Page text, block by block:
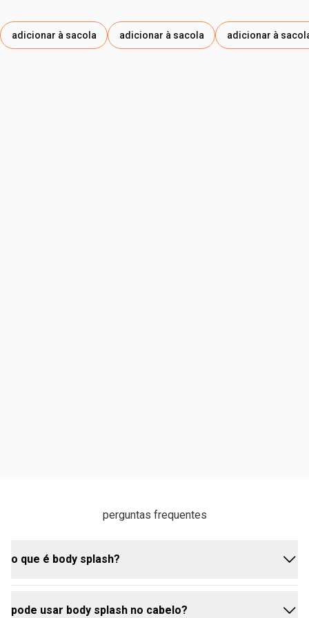
adicionar à sacola adicionar à sacola adicionar à
perguntas frequentes
o que é body splash?
body splash é como ficou conhecido o spray
pode usar body splash no cabelo?